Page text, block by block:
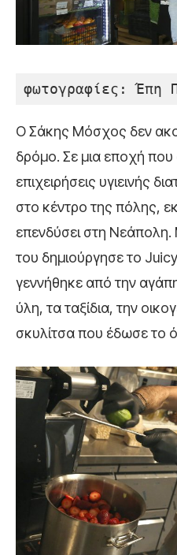
φωτογραφίες: Έπη
Ο Σάκης Μόσχος δεν
δρόμο. Σε μια εποχή που
επιχειρήσεις υγιεινής
στο κέντρο της πόλης,
επενδύσει στη Νεάπολη.
του δημιούργησε το
γεννήθηκε από την
ύλη, τα ταξίδια, την
σκυλίτσα που έδωσε το